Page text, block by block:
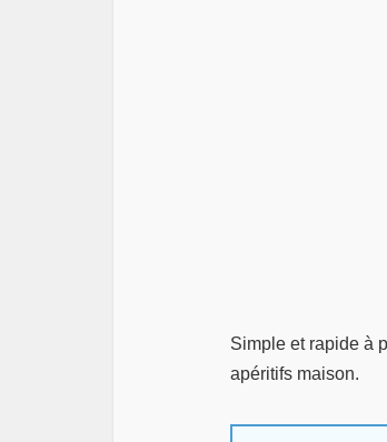
Simple et rapide à
apéritifs maison.